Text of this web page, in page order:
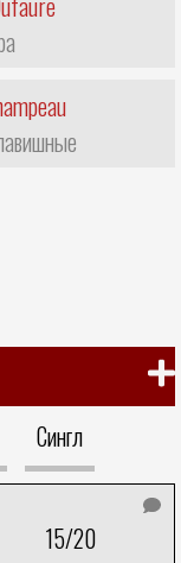
Сингл
15/20